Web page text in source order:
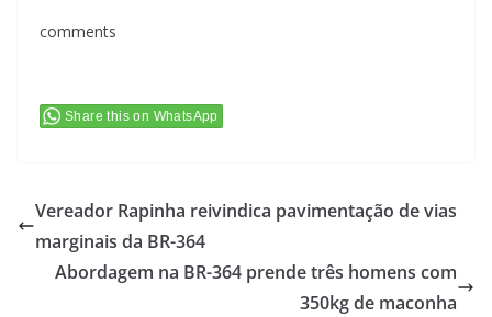
comments
Share this on WhatsApp
Vereador Rapinha reivindica pavimentação de vias
marginais da BR-364
Abordagem na BR-364 prende três homens com
350kg de maconha